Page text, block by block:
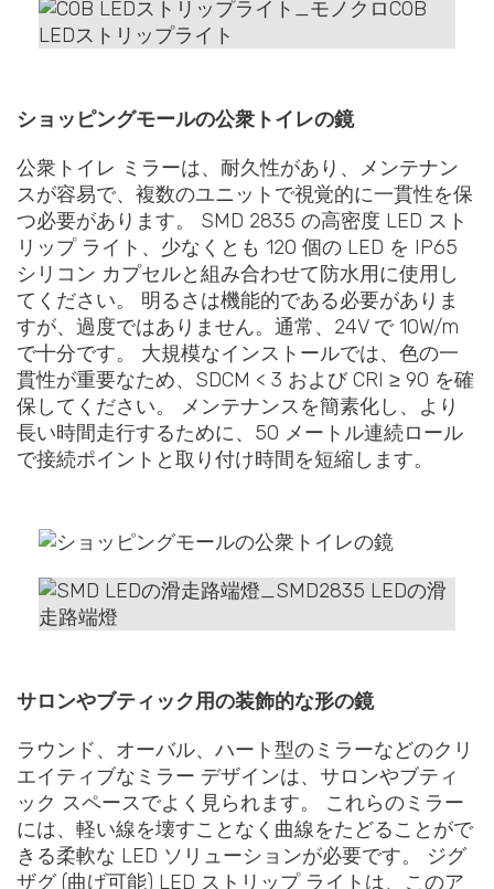
ショッピングモールの公衆トイレの鏡
公衆トイレ ミラーは、耐久性があり、メンテナン
スが容易で、複数のユニットで視覚的に一貫性を保
つ必要があります。 SMD 2835 の高密度 LED スト
リップ ライト、少なくとも 120 個の LED を IP65
シリコン カプセルと組み合わせて防水用に使用し
てください。 明るさは機能的である必要がありま
すが、過度ではありません。通常、24V で 10W/m
で十分です。 大規模なインストールでは、色の一
貫性が重要なため、SDCM < 3 および CRI ≥ 90 を確
保してください。 メンテナンスを簡素化し、より
長い時間走行するために、50 メートル連続ロール
で接続ポイントと取り付け時間を短縮します。
サロンやブティック用の装飾的な形の鏡
ラウンド、オーバル、ハート型のミラーなどのクリ
エイティブなミラー デザインは、サロンやブティ
ック スペースでよく見られます。 これらのミラー
には、軽い線を壊すことなく曲線をたどることがで
きる柔軟な LED ソリューションが必要です。 ジグ
ザグ (曲げ可能) LED ストリップ ライトは、このア